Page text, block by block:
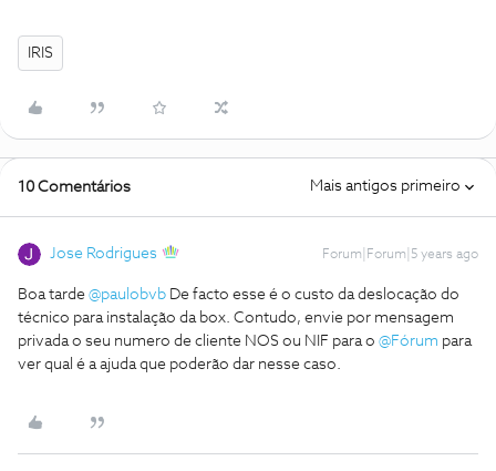
IRIS
10 Comentários Mais antigos primeiro
Jose Rodrigues Forum|Forum|5 years ago
Boa tarde @paulobvb De facto esse é o custo da deslocação do
técnico para instalação da box. Contudo, envie por mensagem
privada o seu numero de cliente NOS ou NIF para o @Fórum para
ver qual é a ajuda que poderão dar nesse caso.